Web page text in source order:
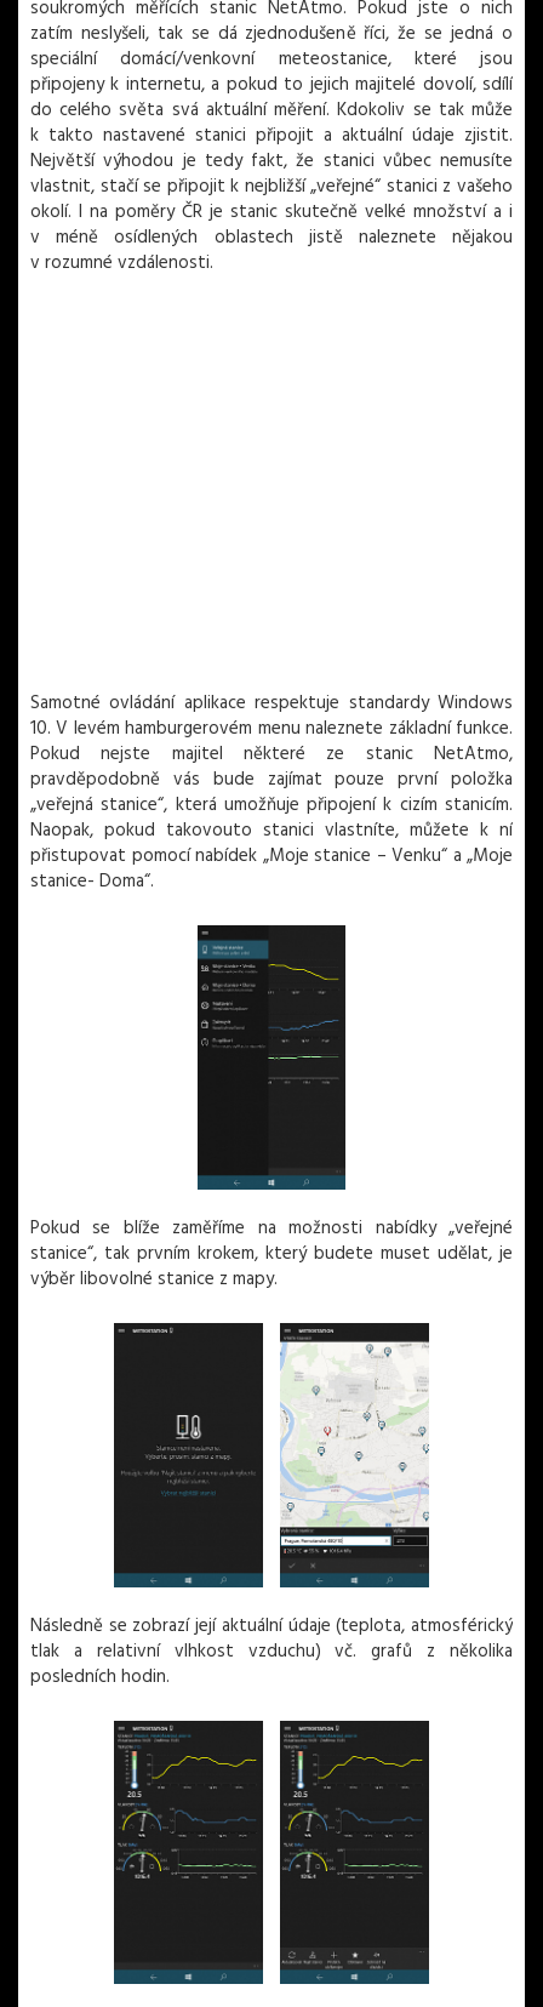
soukromých měřících stanic NetAtmo. Pokud jste o nich
zatím neslyšeli, tak se dá zjednodušeně říci, že se jedná o
speciální domácí/venkovní meteostanice, které jsou
připojeny k internetu, a pokud to jejich majitelé dovolí, sdílí
do celého světa svá aktuální měření. Kdokoliv se tak může
k takto nastavené stanici připojit a aktuální údaje zjistit.
Největší výhodou je tedy fakt, že stanici vůbec nemusíte
vlastnit, stačí se připojit k nejbližší „veřejné“ stanici z vašeho
okolí. I na poměry ČR je stanic skutečně velké množství a i
v méně osídlených oblastech jistě naleznete nějakou
v rozumné vzdálenosti.
Samotné ovládání aplikace respektuje standardy Windows
10. V levém hamburgerovém menu naleznete základní funkce.
Pokud nejste majitel některé ze stanic NetAtmo,
pravděpodobně vás bude zajímat pouze první položka
„veřejná stanice“, která umožňuje připojení k cizím stanicím.
Naopak, pokud takovouto stanici vlastníte, můžete k ní
přistupovat pomocí nabídek „Moje stanice – Venku“ a „Moje
stanice- Doma“.
Pokud se blíže zaměříme na možnosti nabídky „veřejné
stanice“, tak prvním krokem, který budete muset udělat, je
výběr libovolné stanice z mapy.
Následně se zobrazí její aktuální údaje (teplota, atmosférický
tlak a relativní vlhkost vzduchu) vč. grafů z několika
posledních hodin.